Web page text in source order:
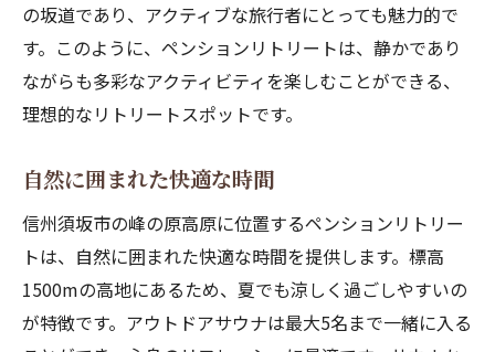
の坂道であり、アクティブな旅行者にとっても魅力的で
す。このように、ペンションリトリートは、静かであり
ながらも多彩なアクティビティを楽しむことができる、
理想的なリトリートスポットです。
自然に囲まれた快適な時間
信州須坂市の峰の原高原に位置するペンションリトリー
トは、自然に囲まれた快適な時間を提供します。標高
1500mの高地にあるため、夏でも涼しく過ごしやすいの
が特徴です。アウトドアサウナは最大5名まで一緒に入る